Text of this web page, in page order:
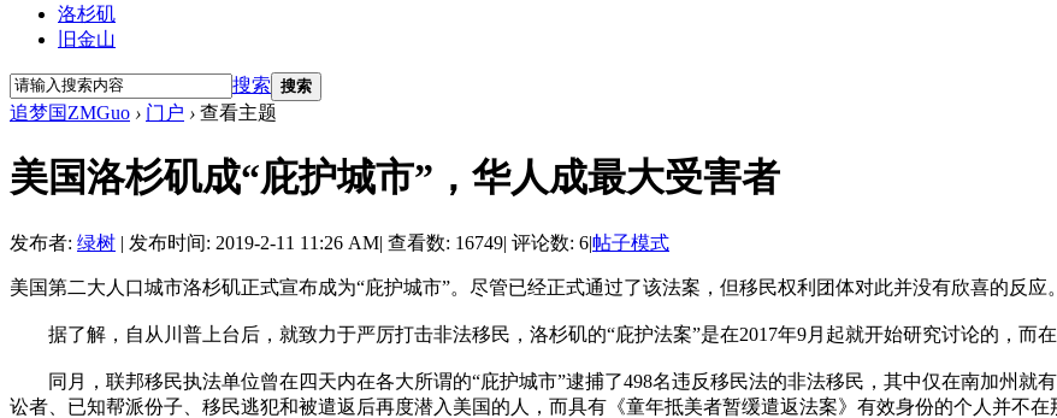
洛杉矶
旧金山
搜索 搜索
追梦国ZMGuo › 门户 › 查看主题
美国洛杉矶成“庇护城市”，华人成最大受害者
发布者: 绿树 | 发布时间: 2019-2-11 11:26 AM| 查看数: 16749| 评论数: 6|帖子模式
美国第二大人口城市洛杉矶正式宣布成为“庇护城市”。尽管已经正式通过了该法案，但移民权利团体对此并没有欣喜的反
据了解，自从川普上台后，就致力于严厉打击非法移民，洛杉矶的“庇护法案”是在2017年9月起就开始研究讨论的，而在
同月，联邦移民执法单位曾在四天内在各大所谓的“庇护城市”逮捕了498名违反移民法的非法移民，其中仅在南加州就
讼者、已知帮派份子、移民逃犯和被遣返后再度潜入美国的人，而具有《童年抵美者暂缓遣返法案》有效身份的个人并不在